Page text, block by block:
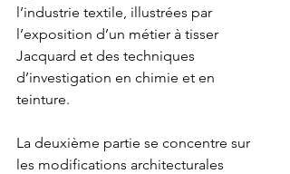
l’industrie textile, illustrées par
l’exposition d’un métier à tisser
Jacquard et des techniques
d’investigation en chimie et en
teinture.
La deuxième partie se concentre sur
les modifications architecturales